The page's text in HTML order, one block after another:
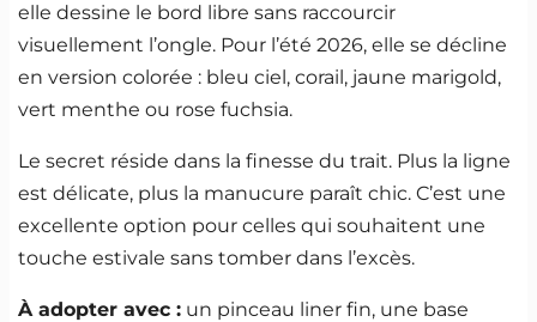
elle dessine le bord libre sans raccourcir
visuellement l’ongle. Pour l’été 2026, elle se décline
en version colorée : bleu ciel, corail, jaune marigold,
vert menthe ou rose fuchsia.
Le secret réside dans la finesse du trait. Plus la ligne
est délicate, plus la manucure paraît chic. C’est une
excellente option pour celles qui souhaitent une
touche estivale sans tomber dans l’excès.
À adopter avec : un pinceau liner fin, une base